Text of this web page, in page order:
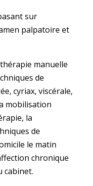
sur
palpatoire et
manuelle
de
cyriax, viscérale,
mobilisation
la
de
le matin
chronique
cabinet.